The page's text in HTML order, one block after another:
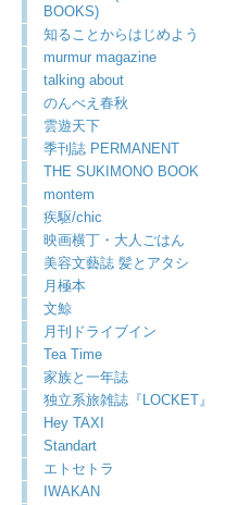
BOOKS)
知ることからはじめよう
murmur magazine
talking about
のんべえ春秋
雲遊天下
季刊誌 PERMANENT
THE SUKIMONO BOOK
montem
疾駆/chic
映画横丁・大人ごはん
美容文藝誌 髪とアタシ
月極本
文鯨
月刊ドライブイン
Tea Time
家族と一年誌
独立系旅雑誌『LOCKET』
Hey TAXI
Standart
エトセトラ
IWAKAN